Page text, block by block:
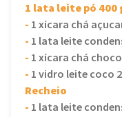
1 lata leite pó 400
- 1 xícara chá
- 1 lata leite
- 1 xícara chá
- 1 vidro leite coco
Recheio
- 1 lata leite